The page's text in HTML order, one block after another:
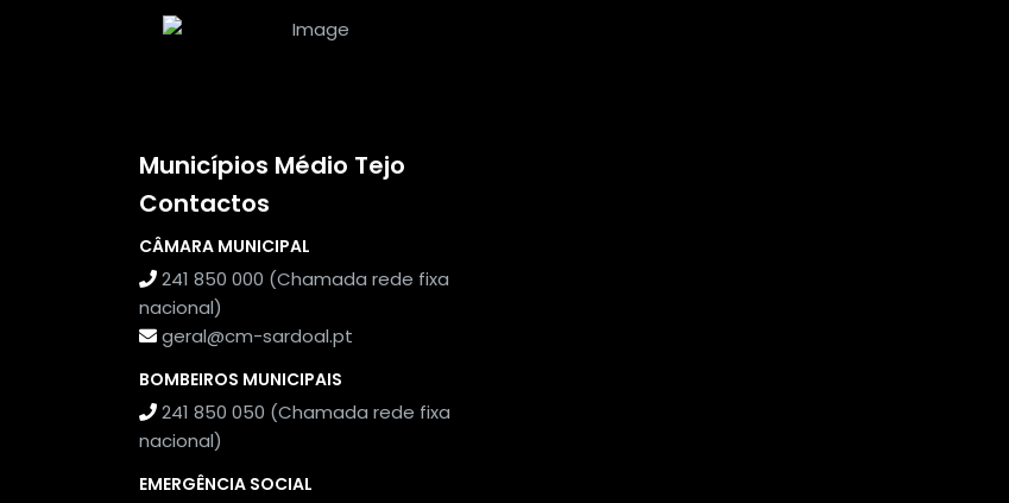
Municípios Médio Tejo
Contactos
CÂMARA MUNICIPAL
241 850 000 (Chamada rede fixa
nacional)
geral@cm-sardoal.pt
BOMBEIROS MUNICIPAIS
241 850 050 (Chamada rede fixa
nacional)
EMERGÊNCIA SOCIAL